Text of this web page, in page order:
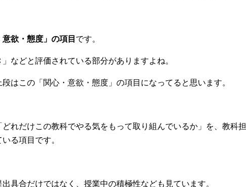
欲・態度」の項目 です。
などと評価されている部分がありますよね。
はこの「関心・意欲・態度」の項目になってると思います。
れだけこの教科でやる気をもって取り組んでいるか」を、教科担
る項目です。
具合だけではなく、授業中の積極性なども見ています。